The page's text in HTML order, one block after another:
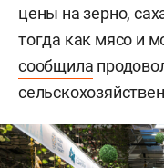
цены на зерно,
тогда как мясо и
сообщила